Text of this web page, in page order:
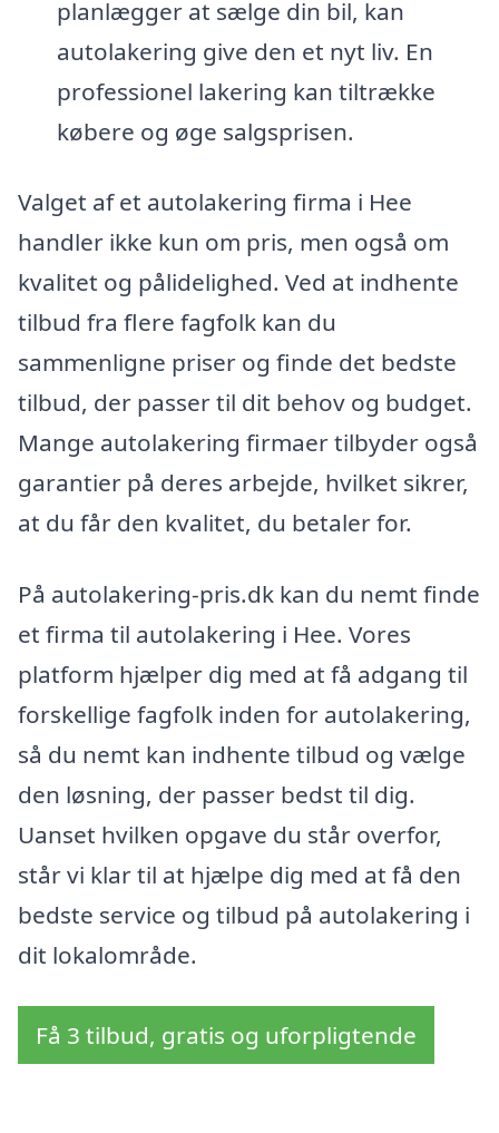
planlægger at sælge din bil, kan
autolakering give den et nyt liv. En
professionel lakering kan tiltrække
købere og øge salgsprisen.
Valget af et autolakering firma i Hee
handler ikke kun om pris, men også om
kvalitet og pålidelighed. Ved at indhente
tilbud fra flere fagfolk kan du
sammenligne priser og finde det bedste
tilbud, der passer til dit behov og budget.
Mange autolakering firmaer tilbyder også
garantier på deres arbejde, hvilket sikrer,
at du får den kvalitet, du betaler for.
På autolakering-pris.dk kan du nemt finde
et firma til autolakering i Hee. Vores
platform hjælper dig med at få adgang til
forskellige fagfolk inden for autolakering,
så du nemt kan indhente tilbud og vælge
den løsning, der passer bedst til dig.
Uanset hvilken opgave du står overfor,
står vi klar til at hjælpe dig med at få den
bedste service og tilbud på autolakering i
dit lokalområde.
Få 3 tilbud, gratis og uforpligtende